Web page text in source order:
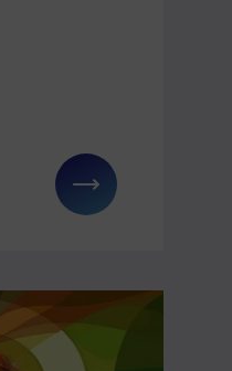
maggiori dettagli su: